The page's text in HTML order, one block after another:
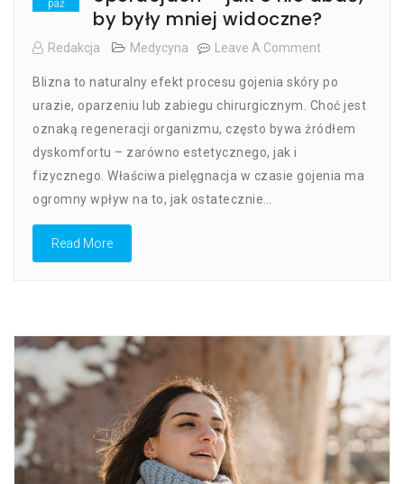
paź
by były mniej widoczne?
Redakcja Medycyna Leave A Comment
Po
Urazach
Operacjach
Jak
Blizna to naturalny efekt procesu gojenia skóry po
urazie, oparzeniu lub zabiegu chirurgicznym. Choć jest
oznaką regeneracji organizmu, często bywa źródłem
dyskomfortu – zarówno estetycznego, jak i
fizycznego. Właściwa pielęgnacja w czasie gojenia ma
ogromny wpływ na to, jak ostatecznie…
Read More